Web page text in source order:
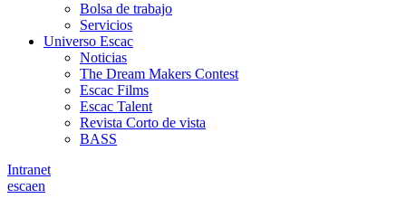
Bolsa de trabajo
Servicios
Universo Escac
Noticias
The Dream Makers Contest
Escac Films
Escac Talent
Revista Corto de vista
BASS
Intranet
escaen